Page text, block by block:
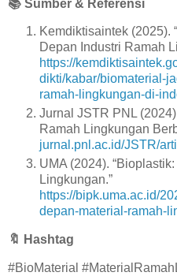
📚 Sumber & Referensi
Kemdiktisaintek (2025).
Depan Industri Ramah
https://
dikti/kabar/biomaterial-
ramah-lingkungan-di-
Jurnal JSTR PNL
Ramah Lingkungan
jurnal.pnl.ac.id/JSTR/
UMA (2024).
Lingkungan.”
https://bipk.uma.ac.id/
depan-material-ramah-
🔖 Hashtag
#BioMaterial